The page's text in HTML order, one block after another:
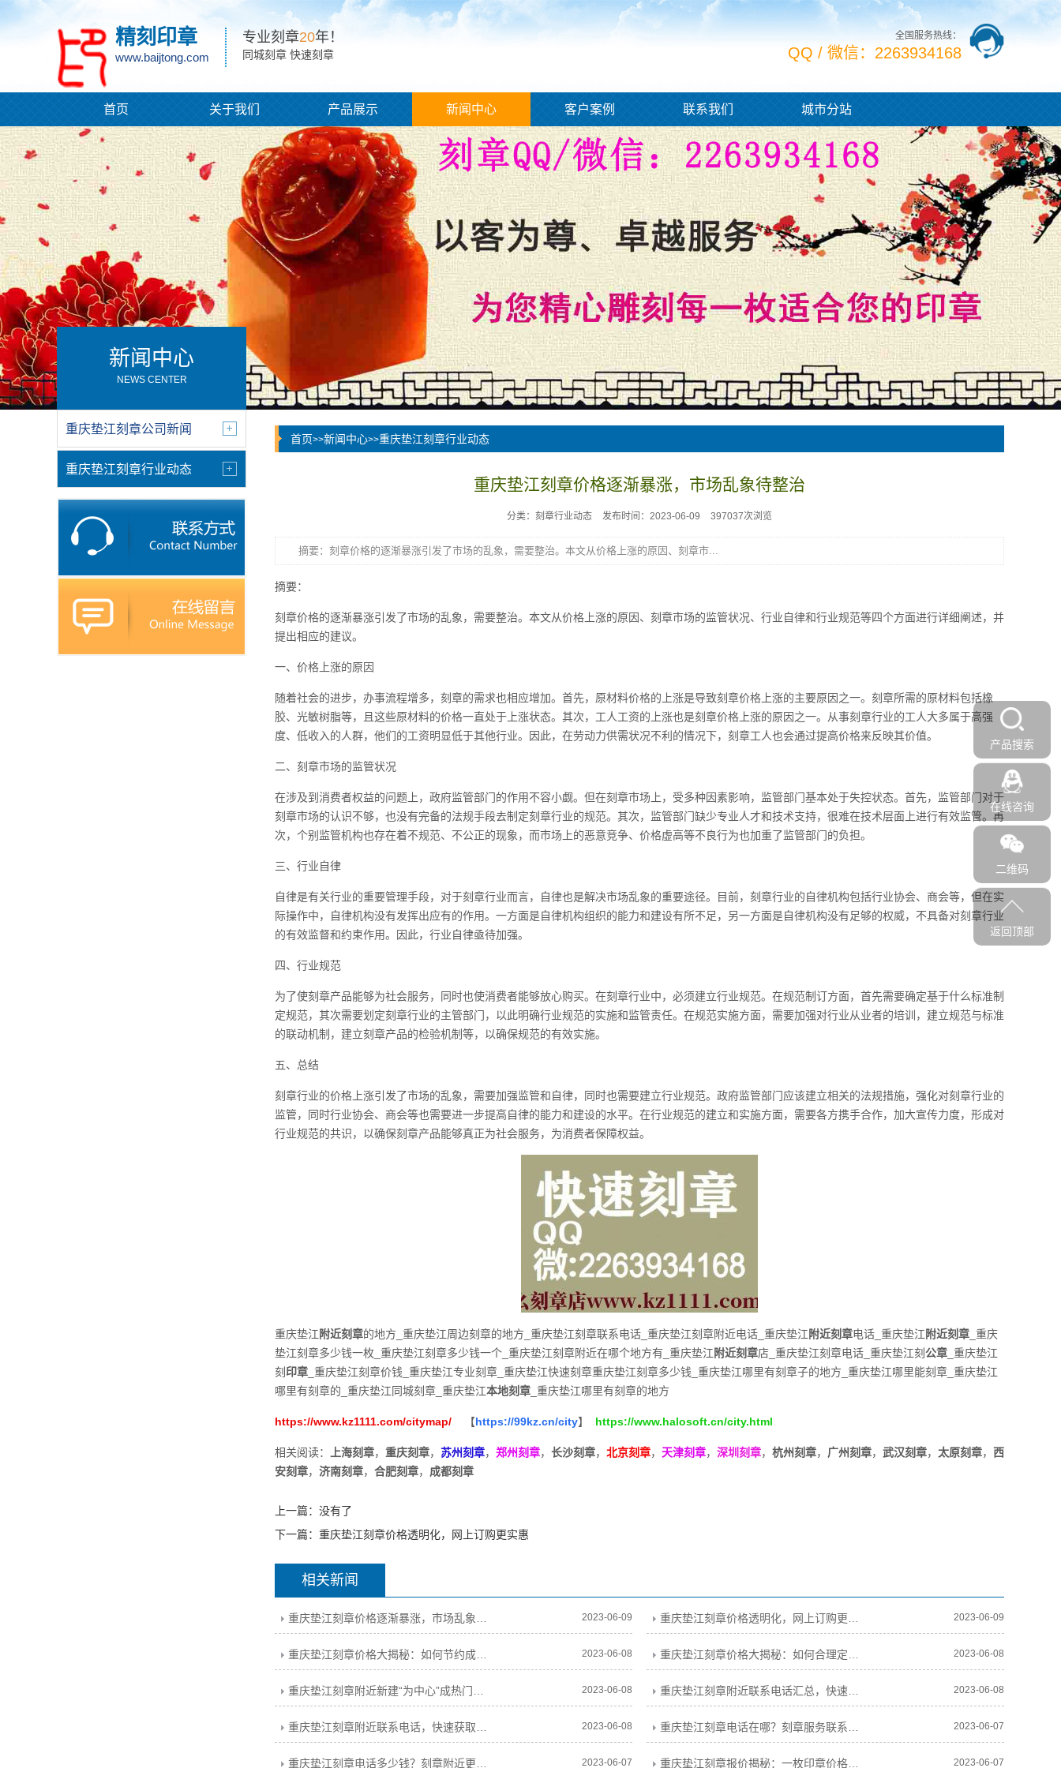
精刻印章
www.baijtong.com
专业刻章20年！
同城刻章 快速刻章
全国服务热线：
QQ / 微信：2263934168
首页 关于我们 产品展示 新闻中心 客户案例 联系我们 城市分站
新闻中心
NEWS CENTER
重庆垫江刻章公司新闻
重庆垫江刻章行业动态
首页>>新闻中心>>重庆垫江刻章行业动态
重庆垫江刻章价格逐渐暴涨，市场乱象待整治
分类：刻章行业动态 发布时间：2023-06-09 397037次浏览
摘要：刻章价格的逐渐暴涨引发了市场的乱象，需要整治。本文从价格上涨的原因、刻章市...
摘要：
刻章价格的逐渐暴涨引发了市场的乱象，需要整治。本文从价格上涨的原因、刻章市场的监管状况、行业自律和行业规范等四个方面进行详细阐述，并
提出相应的建议。
一、价格上涨的原因
随着社会的进步，办事流程增多，刻章的需求也相应增加。首先，原材料价格的上涨是导致刻章价格上涨的主要原因之一。刻章所需的原材料包括橡
胶、光敏树脂等，且这些原材料的价格一直处于上涨状态。其次，工人工资的上涨也是刻章价格上涨的原因之一。从事刻章行业的工人大多属于高强
度、低收入的人群，他们的工资明显低于其他行业。因此，在劳动力供需状况不利的情况下，刻章工人也会通过提高价格来反映其价值。
二、刻章市场的监管状况
在涉及到消费者权益的问题上，政府监管部门的作用不容小觑。但在刻章市场上，受多种因素影响，监管部门基本处于失控状态。首先，监管部门对于
刻章市场的认识不够，也没有完备的法规手段去制定刻章行业的规范。其次，监管部门缺少专业人才和技术支持，很难在技术层面上进行有效监管。再
次，个别监管机构也存在着不规范、不公正的现象，而市场上的恶意竞争、价格虚高等不良行为也加重了监管部门的负担。
三、行业自律
自律是有关行业的重要管理手段，对于刻章行业而言，自律也是解决市场乱象的重要途径。目前，刻章行业的自律机构包括行业协会、商会等，但在实
际操作中，自律机构没有发挥出应有的作用。一方面是自律机构组织的能力和建设有所不足，另一方面是自律机构没有足够的权威，不具备对刻章行业
的有效监督和约束作用。因此，行业自律亟待加强。
四、行业规范
为了使刻章产品能够为社会服务，同时也使消费者能够放心购买。在刻章行业中，必须建立行业规范。在规范制订方面，首先需要确定基于什么标准制
定规范，其次需要划定刻章行业的主管部门，以此明确行业规范的实施和监管责任。在规范实施方面，需要加强对行业从业者的培训，建立规范与标准
的联动机制，建立刻章产品的检验机制等，以确保规范的有效实施。
五、总结
刻章行业的价格上涨引发了市场的乱象，需要加强监管和自律，同时也需要建立行业规范。政府监管部门应该建立相关的法规措施，强化对刻章行业的
监管，同时行业协会、商会等也需要进一步提高自律的能力和建设的水平。在行业规范的建立和实施方面，需要各方携手合作，加大宣传力度，形成对
行业规范的共识，以确保刻章产品能够真正为社会服务，为消费者保障权益。
重庆垫江附近刻章的地方_重庆垫江周边刻章的地方_重庆垫江刻章联系电话_重庆垫江刻章附近电话_重庆垫江附近刻章电话_重庆垫江附近刻章 _重庆
垫江刻章多少钱一枚_重庆垫江刻章多少钱一个_重庆垫江刻章附近在哪个地方有_重庆垫江附近刻章店_重庆垫江刻章电话_重庆垫江刻公章 _重庆垫江
刻 印章 _重庆垫江刻章价钱_重庆垫江专业刻章_重庆垫江快速刻章重庆垫江刻章多少钱_重庆垫江哪里有刻章子的地方_重庆垫江哪里能刻章_重庆垫江
哪里有刻章的_重庆垫江同城刻章_重庆垫江本地刻章 _重庆垫江哪里有刻章的地方
https://www.kz1111.com/citymap/ 【https://99kz.cn/city】 https://www.halosoft.cn/city.html
相关阅读： 上海刻章， 重庆刻章， 苏州刻章， 郑州刻章， 长沙刻章， 北京刻章， 天津刻章， 深圳刻章， 杭州刻章， 广州刻章， 武汉刻章， 太原刻章， 西
安刻章， 济南刻章， 合肥刻章， 成都刻章
上一篇：没有了
下一篇： 重庆垫江刻章价格透明化，网上订购更实惠
相关新闻
2023-06-09 2023-06-09
2023-06-08 2023-06-08
2023-06-08 2023-06-08
2023-06-08 2023-06-07
2023-06-07 2023-06-07
产品搜索
在线咨询
二维码
返回顶部